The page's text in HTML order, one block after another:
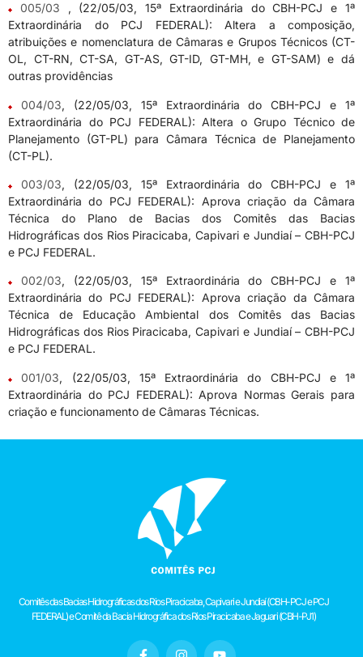
005/03
, (22/05/03, 15ª Extraordinária do CBH-PCJ e 1ª
Extraordinária do PCJ FEDERAL): Altera a composição,
atribuições e nomenclatura de Câmaras e Grupos Técnicos (CT-
OL, CT-RN, CT-SA, GT-AS, GT-ID, GT-MH, e GT-SAM) e dá
outras providências
004/03, (22/05/03, 15ª Extraordinária do CBH-PCJ e 1ª
Extraordinária do PCJ FEDERAL): Altera o Grupo Técnico de
Planejamento (GT-PL) para Câmara Técnica de Planejamento
(CT-PL).
003/03, (22/05/03, 15ª Extraordinária do CBH-PCJ e 1ª
Extraordinária do PCJ FEDERAL): Aprova criação da Câmara
Técnica do Plano de Bacias dos Comitês das Bacias
Hidrográficas dos Rios Piracicaba, Capivari e Jundiaí – CBH-PCJ
e PCJ FEDERAL.
002/03, (22/05/03, 15ª Extraordinária do CBH-PCJ e 1ª
Extraordinária do PCJ FEDERAL): Aprova criação da Câmara
Técnica de Educação Ambiental dos Comitês das Bacias
Hidrográficas dos Rios Piracicaba, Capivari e Jundiaí – CBH-PCJ
e PCJ FEDERAL.
001/03, (22/05/03, 15ª Extraordinária do CBH-PCJ e 1ª
Extraordinária do PCJ FEDERAL): Aprova Normas Gerais para
criação e funcionamento de Câmaras Técnicas.
Comitês das Bacias Hidrográficas dos Rios Piracicaba, Capivari e Jundiaí (CBH-PCJ e PCJ
FEDERAL) e Comitê da Bacia Hidrográfica dos Rios Piracicaba e Jaguari (CBH-PJ1)